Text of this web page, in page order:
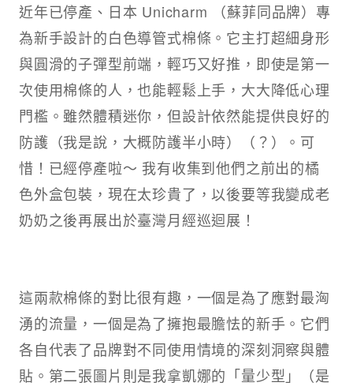
近年已停產、日本 Unicharm （蘇菲同品牌）專
為新手設計的白色導管式棉條。它主打超細身形
與圓滑的子彈型前端，輕巧又好推，即使是第一
次使用棉條的人，也能輕鬆上手，大大降低心理
門檻。雖然體積迷你，但設計依然能提供良好的
防護（我是說，大概防護半小時）（？）。可
惜！已經停產啦～ 我有收集到他們之前出的橘
色外盒包裝，現在太珍貴了，以後要等我變成老
奶奶之後再展出於臺灣月經巡迴展！
這兩款棉條的對比很有趣，一個是為了應對最洶
湧的流量，一個是為了擁抱最膽怯的新手。它們
各自代表了品牌對不同使用情境的深刻洞察與體
貼。第二張圖片則是我拿凱娜的「量少型」（是